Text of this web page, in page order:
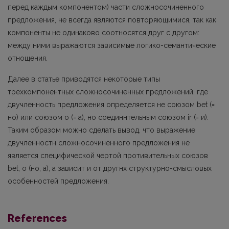
перед каждым компонентом) части сложносочиненного
предложения, не всегда являются повторяющимися, так как
компоненты не одинаково соотносятся друг с другом:
между ними выражаются зависимые логико-семантические
отнощения.
Далее в статье приводятся некоторые типы
трехкомпонентных сложносочиненных предложений, где
двучленность предложения определяется не союзом bet (=
но) или союзом о (= а), но соединнтельным союзом ir (= и).
Таким образом можно сделать вывод, что выражение
двучленностн сложносочиненного предложения не
является специфической чертой противительных союзов
bet, о (но, а), а зависит и от другнх структурно-смысловых
особенностей предложения.
References